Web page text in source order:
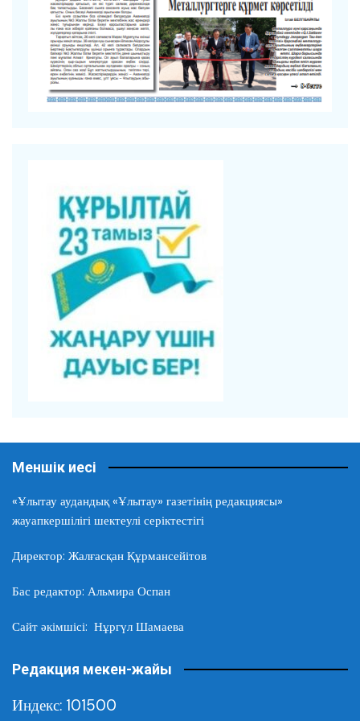
Меншік иесі
«Ұлытау аудандық «Ұлытау» газетінің редакциясы»
жауапкершілігі шектеулі серіктестігі
Директор: Жалғасқан Құрмансейітов
Бас редактор: Альмира Оспан
Сайт әкімшісі: Нұргүл Шамаева
Редакция мекен-жайы
Индекс: 101500